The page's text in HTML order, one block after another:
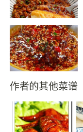
作者的其他菜谱